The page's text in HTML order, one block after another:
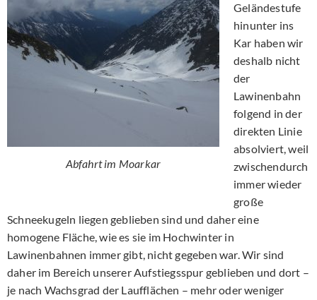
Abfahrt im Moarkar
Geländestufe
hinunter ins
Kar haben wir
deshalb nicht
der
Lawinenbahn
folgend in der
direkten Linie
absolviert, weil
zwischendurch
immer wieder
große
Schneekugeln liegen geblieben sind und daher eine
homogene Fläche, wie es sie im Hochwinter in
Lawinenbahnen immer gibt, nicht gegeben war. Wir sind
daher im Bereich unserer Aufstiegsspur geblieben und dort –
je nach Wachsgrad der Laufflächen – mehr oder weniger